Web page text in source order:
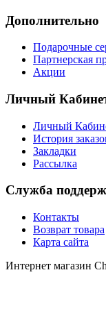
Дополнительно
Подарочные
Партнерская
Акции
Личный
Личный
История
Закладки
Рассылка
Служба
Контакты
Возврат товара
Карта сайта
Интернет магазин